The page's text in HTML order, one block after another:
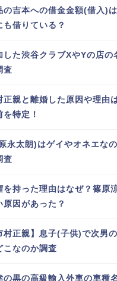
の吉本への借金金額(借入)
借りている？
した渋谷クラブXやYの店の
査
正親と離婚した原因や理由
特定！
永太朗)はゲイやオネエな
査
を持った理由はなぜ？篠原
因があった？
村正親】息子(子供)で次男
こなのか調査
の黒の高級輸入外車の車種